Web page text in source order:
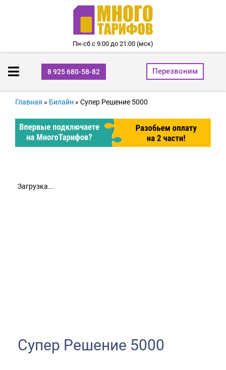
Пн-сб с 9:00 до 21:00 (мск)
8 925 680-58-82 Перезвоним
Главная » Билайн » Супер Решение 5000
Загрузка...
Супер Решение 5000